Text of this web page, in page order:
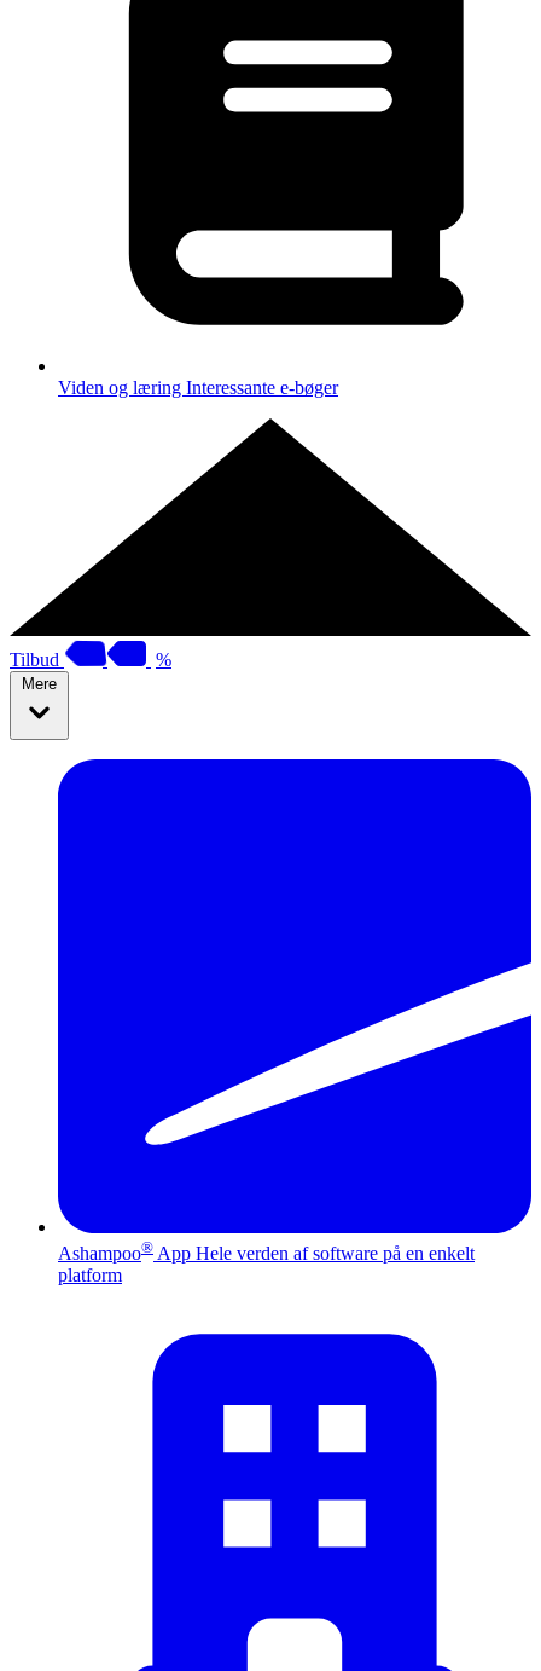
Viden og læring Interessante e-bøger
Tilbud %
Mere
Ashampoo® App Hele verden af software på en enkelt
platform